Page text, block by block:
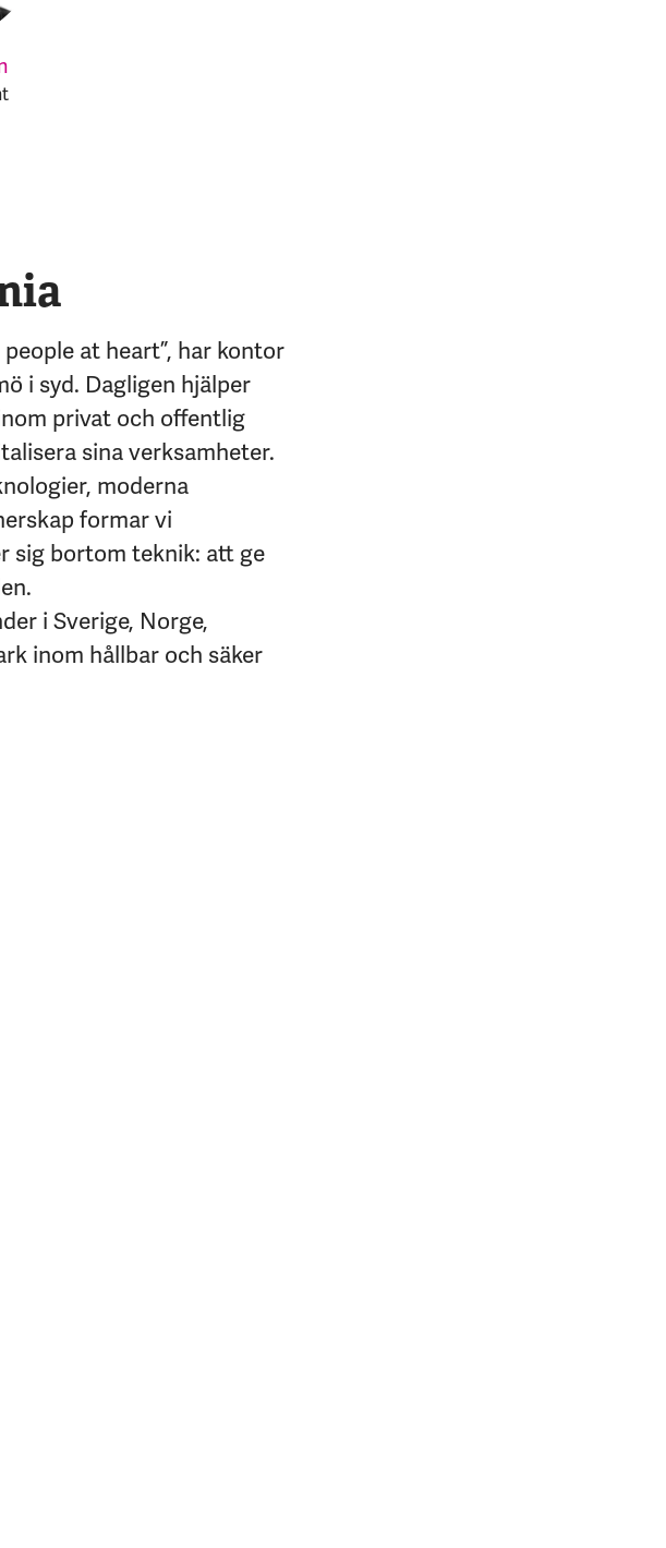
at heart”, har kontor
i syd. Dagligen hjälper
privat och offentlig
sina verksamheter.
moderna
formar vi
sig bortom teknik: att ge
i Sverige, Norge,
inom hållbar och säker